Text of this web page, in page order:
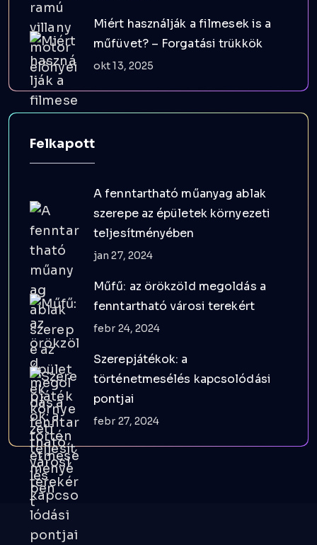
Miért használják a filmesek is a
műfüvet? – Forgatási trükkök
okt 13, 2025
Felkapott
A fenntartható műanyag ablak
szerepe az épületek környezeti
teljesítményében
jan 27, 2024
Műfű: az örökzöld megoldás a
fenntartható városi terekért
febr 24, 2024
Szerepjátékok: a
történetmesélés kapcsolódási
pontjai
febr 27, 2024